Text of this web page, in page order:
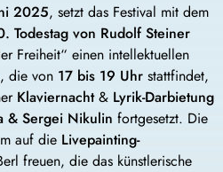
2025, setzt das Festival mit dem
Todestag von Rudolf Steiner
Freiheit“ einen intellektuellen
die von 17 bis 19 Uhr stattfindet,
Klaviernacht& Lyrik-Darbietung
& Sergei Nikulin fortgesetzt. Die
auf die Livepainting-
freuen, die das künstlerische